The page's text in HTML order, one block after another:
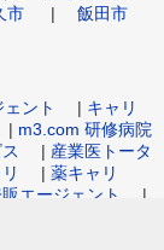
市 | 飯田市
ント | キャリ
m3.com 研修病院
| 産業医トータ
| 薬キャリ
エージェント
|